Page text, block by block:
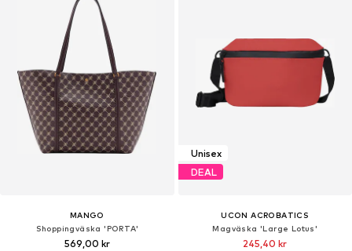
MANGO
Shoppingväska 'PORTA'
569,00 kr
Unisex
DEAL
UCON ACROBATICS
Magväska 'Large Lotus'
245,40 kr